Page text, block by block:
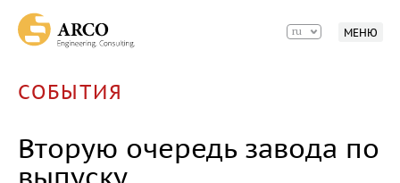
ru МЕНЮ
Фотоотчет о ходе строительства 1-й очереди
машиностроительного предприятия АО
«Спецтехномаш» на территории ОЭЗ
Октябрь 2024г.
Фотоотчет о ходе строительства 1-й очереди
машиностроительного предприятия АО
СОБЫТИЯ
Вторую очередь завода по